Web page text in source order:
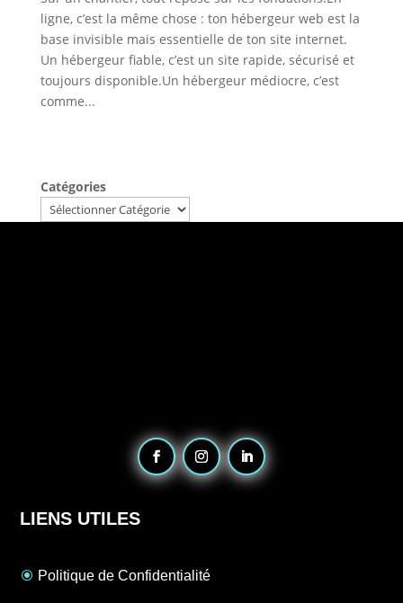
ligne, c’est la même chose : ton hébergeur web est la
base invisible mais essentielle de ton site internet.
Un hébergeur fiable, c’est un site rapide, sécurisé et
toujours disponible.Un hébergeur médiocre, c’est
comme...
Catégories
LIENS UTILES
Politique de Confidentialité